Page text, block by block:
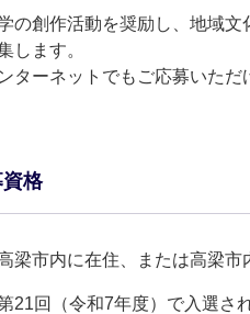
の創作活動を奨励し、地域文
します。
ターネットでもご応募いただ
格
梁市内に在住、または高梁市
21回（令和7年度）で入選さ